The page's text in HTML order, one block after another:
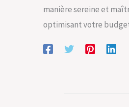
manière sereine et
optimisant votre